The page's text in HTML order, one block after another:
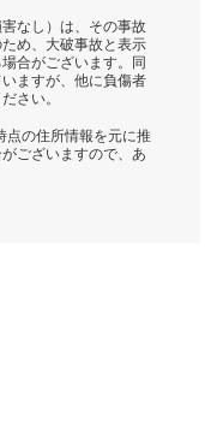
なし）は、その事故
め、大破事故と表示
合がございます。同
ますが、他に負傷者
さい。
点の住所情報を元に推
ございますので、あ